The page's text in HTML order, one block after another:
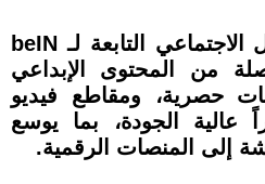
وتواكب منصات التواصل الاجتماعي التابعة لـ beIN
من المحتوى الإبداعي
حصرية، ومقاطع فيديو
عالية الجودة، بما يوسع
إلى المنصات الرقمية.